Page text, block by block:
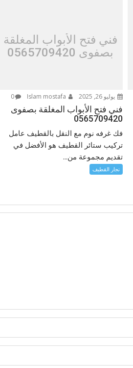
فني فتح الأبواب المغلقة
بصفوى 0565709420
يوليو 26, 2025 0
فني فتح الأبواب المغلقة بصفوى
0565709420
فك غرفه نوم مع النقل بالقطيف عامل
تركيب ستائر القطيف هو الأفضل في
تقديم مجموعة من...
نجار القطيف